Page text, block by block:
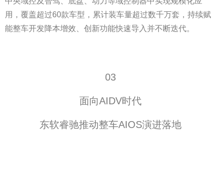
用，覆盖超过60款车型，累计装车量超过数千万套，持续赋
能整车开发降本增效、创新功能快速导入并不断迭代。
03
面向AIDV时代
东软睿驰推动整车AIOS演进落地